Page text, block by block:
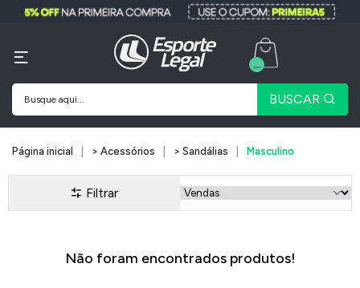
BUSCAR
...
Página inicial > Acessórios > Sandálias Masculino
Filtrar
Não foram encontrados produtos!